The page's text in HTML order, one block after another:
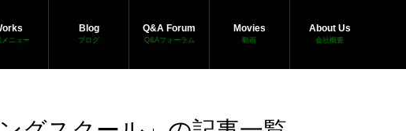
メニュー
Blog
ブログ
Q&A Forum
Q&Aフォーラム
Movies
動画
About Us
会社概要